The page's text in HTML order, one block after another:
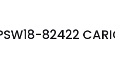
82422